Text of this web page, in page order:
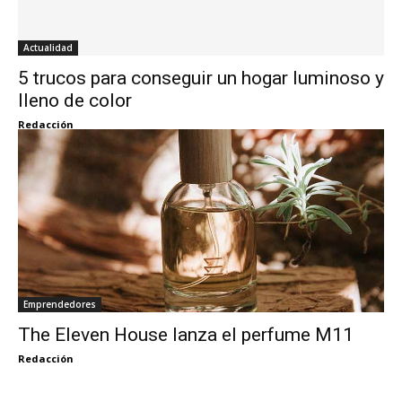
Actualidad
5 trucos para conseguir un hogar luminoso y
lleno de color
Redacción
Emprendedores
The Eleven House lanza el perfume M11
Redacción